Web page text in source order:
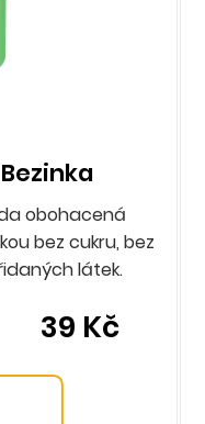
obohacená
bez cukru, bez
látek.
39 Kč